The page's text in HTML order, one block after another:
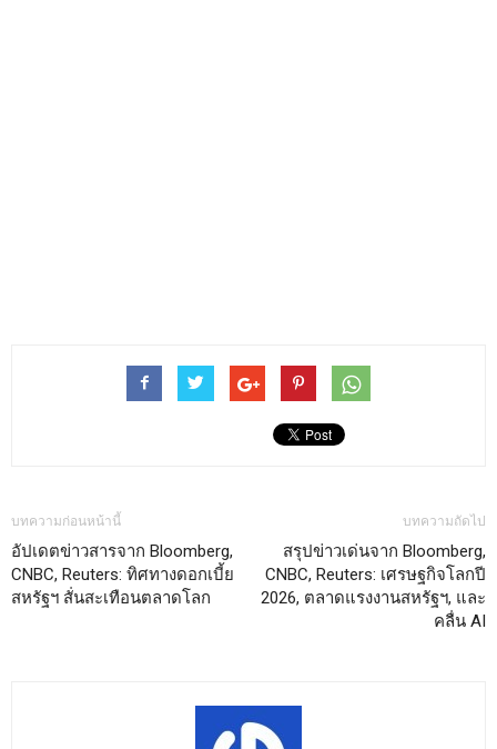
บทความก่อนหน้านี้
อัปเดตข่าวสารจาก Bloomberg,
CNBC, Reuters: ทิศทางดอกเบี้ย
สหรัฐฯ สั่นสะเทือนตลาดโลก
บทความถัดไป
สรุปข่าวเด่นจาก Bloomberg,
CNBC, Reuters: เศรษฐกิจโลกปี
2026, ตลาดแรงงานสหรัฐฯ, และ
คลื่น AI